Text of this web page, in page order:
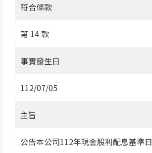
符合條款
第 14 款
事實發生日
112/07/05
主旨
公告本公司112年現金股利配息基準日